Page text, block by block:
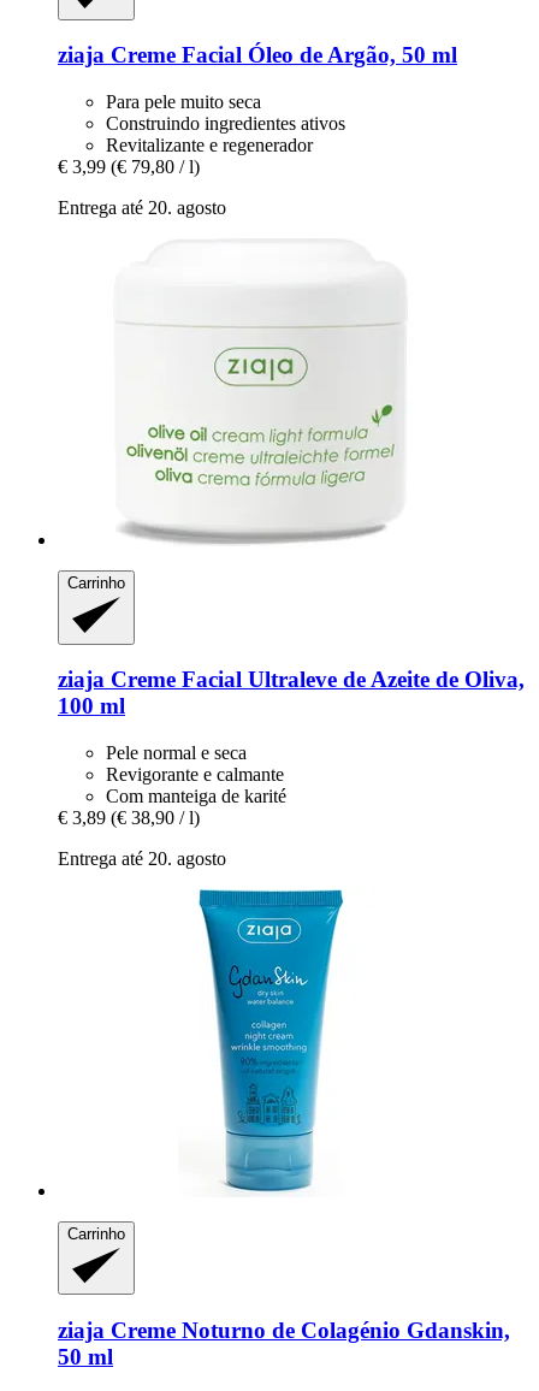
ziaja Creme Facial Óleo de Argão, 50 ml
Para pele muito seca
Construindo ingredientes ativos
Revitalizante e regenerador
€ 3,99 (€ 79,80 / l)
Entrega até 20. agosto
Carrinho
ziaja Creme Facial Ultraleve de Azeite de Oliva,
100 ml
Pele normal e seca
Revigorante e calmante
Com manteiga de karité
€ 3,89 (€ 38,90 / l)
Entrega até 20. agosto
Carrinho
ziaja Creme Noturno de Colagénio Gdanskin,
50 ml